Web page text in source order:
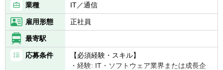
業種 IT／通信
雇用形態 正社員
最寄駅
応募条件
【必須経験・スキル】
・経験: IT・ソフトウェア業界または成長企